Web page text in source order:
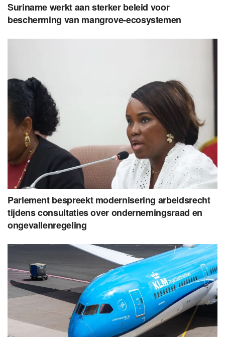
Suriname werkt aan sterker beleid voor
bescherming van mangrove-ecosystemen
Parlement bespreekt modernisering arbeidsrecht
tijdens consultaties over ondernemingsraad en
ongevallenregeling